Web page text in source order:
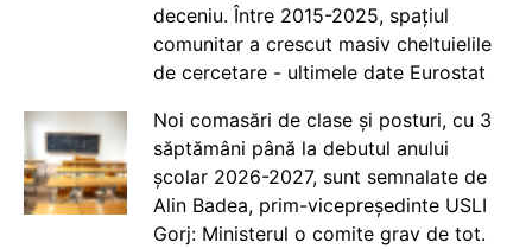
deceniu. Între 2015-2025, spațiul
comunitar a crescut masiv cheltuielile
de cercetare - ultimele date Eurostat
Noi comasări de clase și posturi, cu 3
săptămâni până la debutul anului
școlar 2026-2027, sunt semnalate de
Alin Badea, prim-vicepreședinte USLI
Gorj: Ministerul o comite grav de tot.